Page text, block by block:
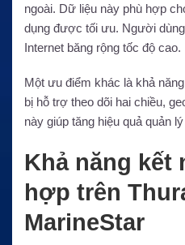
ngoài. Dữ liệu này phù hợp
dụng được tối ưu. Người
Internet băng rộng tốc độ cao.
Một ưu điểm khác là khả
bị hỗ trợ theo dõi hai chiều,
này giúp tăng hiệu quả quản
Khả năng kết
hợp trên
MarineStar